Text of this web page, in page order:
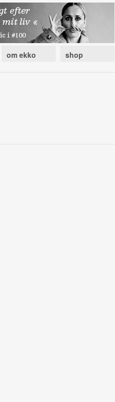
om ekko shop